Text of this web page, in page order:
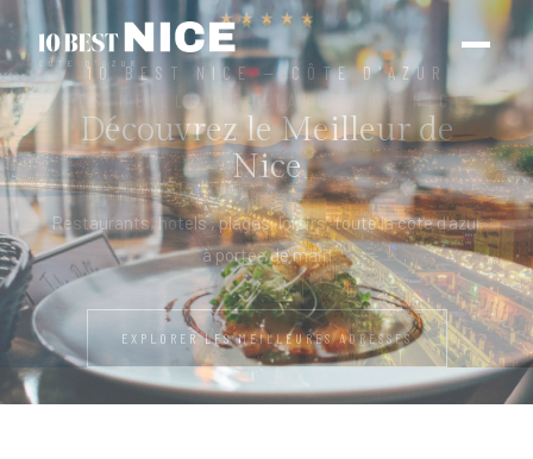
CÔTE D’AZUR
EXPLORER LES MEILLEURES ADRESSES
LES MEILLEURES TABLES DE NICE
De la cuisine
méditerranéenne aux
restaurants gastronomiques
Rooftops, cafés, adresses confidentielles et
restaurants avec vue mer
DÉCOUVRIR LES RESTAURANTS